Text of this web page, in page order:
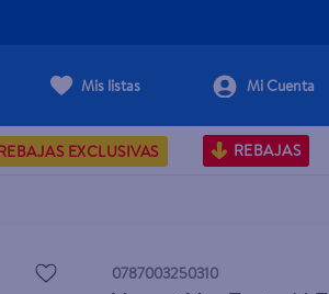
Mis listas
EXCLUSIVAS REBAJAS
0787003250310